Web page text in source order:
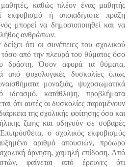
καθώς πλέον ένας μαθητής
εκφοβισμό ή οποιαδήποτε πράξη
μπορεί να δημοσιοποιηθεί και να
ανθρώπων.
ότι οι συνέπειες του σχολικού
τόσο από την πλευρά του θύματος όσο
δράστη. Όσον αφορά τα θύματα,
από ψυχολογικές δυσκολίες όπως
μοναξιάς, ψυχοσωματικά
ιδεασμό, κατάθλιψη, προβλήματα
ότι αυτές οι δυσκολίες παραμένουν
της σχολικής φοίτησης όσο και
ζωής και οδηγούν σε σοβαρές
ο σχολικός εκφοβισμός
αριθμό απουσιών, πρόωρο
άρνηση, χαμηλή επίδοση. Από
φαίνεται από έρευνες ότι